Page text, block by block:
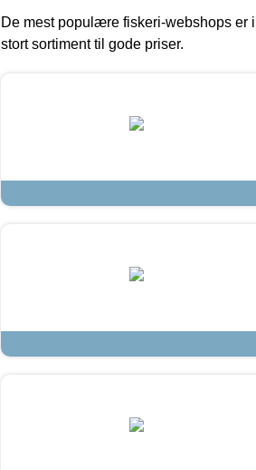
De mest populære fiskeri-webshops er
stort sortiment til gode priser.